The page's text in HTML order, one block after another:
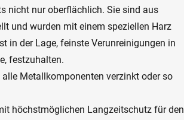
nicht nur oberflächlich. Sie sind aus
und wurden mit einem speziellen Harz
in der Lage, feinste Verunreinigungen in
festzuhalten.
Metallkomponenten verzinkt oder so
höchstmöglichen Langzeitschutz für den